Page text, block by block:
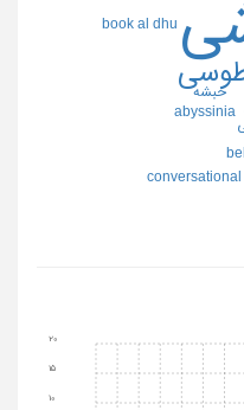
حبشه
abyssinia
book al dhu
10
15
20